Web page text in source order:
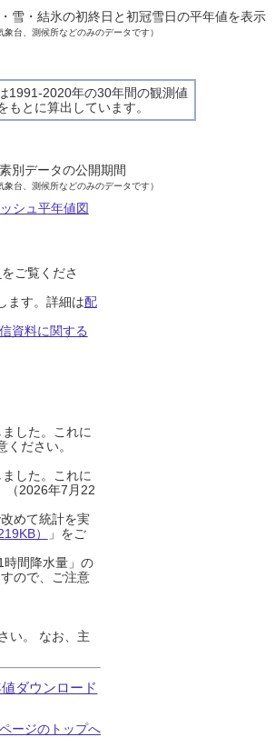
雪・結氷の初終日と初冠雪日の平年値を表示
象台、測候所などのみのデータです）
1991-2020年の30年間の観測値
もとに算出しています。
別データの公開期間
象台、測候所などのみのデータです）
ッシュ平年値図
をご覧くださ
ます。詳細は配
資料に関する
した。これに
ださい。
した。これに
（2026年7月22
めて統計を実
）
」をご
時間降水量」の
ので、ご注意
い。 なお、主
ダウンロード
ージのトップへ